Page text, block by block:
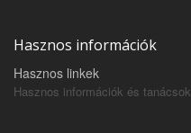
Hasznos információk
Hasznos linkek
Hasznos információk és tanácsok